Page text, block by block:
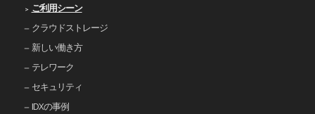
ご利⽤シーン
クラウドストレージ
新しい働き⽅
テレワーク
セキュリティ
IDXの事例